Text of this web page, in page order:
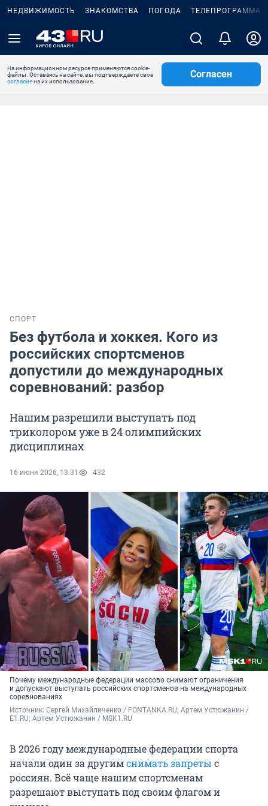
НЕДВИЖИМОСТЬ ЗНАКОМСТВА ПОГОДА ТЕЛЕПРОГРАММА
На информационном ресурсе применяются cookie-
файлы. Оставаясь на сайте, вы подтверждаете свое
согласиена их использование.
Согласен
СПОРТ
Без футбола и хоккея. Кого из
российских спортсменов
допустили до международных
соревнований: разбор
Нашим разрешили выступать под
триколором уже в 24 олимпийских
дисциплинах
16 июня 2026, 13:31 432
Почему международные федерации массово снимают ограничения
и допускают выступать российских спортсменов на международных
соревнованиях
Источник: Сергей Михайличенко / FONTANKA.RU; Артем Устюжанин /
E1.RU; Артем Устюжанин / MSK1.RU
В 2026 году международные федерации спорта
начали один за другимснимать запреты с
россиян. Всё чаще нашим спортсменам
разрешают выступать под своим флагом и